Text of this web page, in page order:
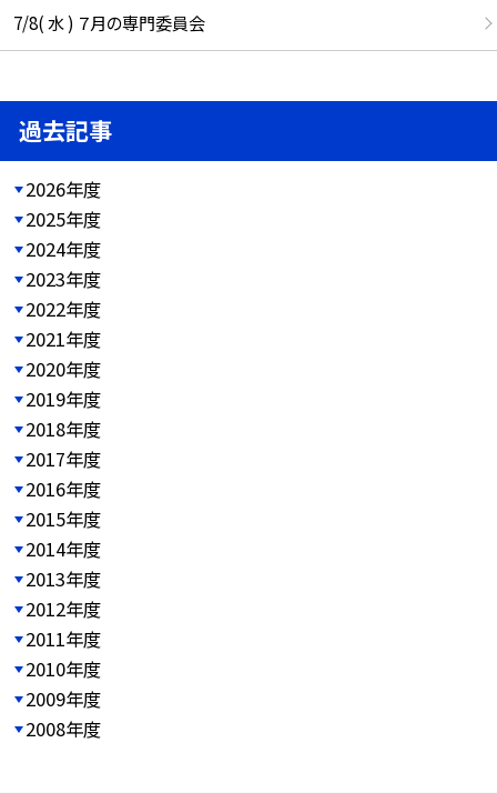
7/8( 水 ) ７月の専門委員会
過去記事
2026年度
2025年度
2024年度
2023年度
2022年度
2021年度
2020年度
2019年度
2018年度
2017年度
2016年度
2015年度
2014年度
2013年度
2012年度
2011年度
2010年度
2009年度
2008年度